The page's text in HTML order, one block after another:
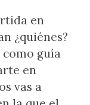
en
¿quiénes?
como guía
en
vas a